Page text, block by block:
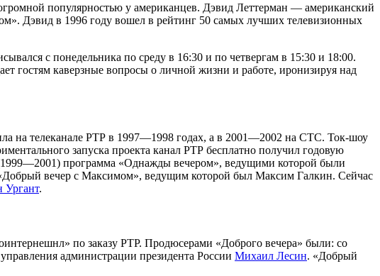
популярностью у американцев. Дэвид Леттерман — американский
Дэвид в 1996 году вошел в рейтинг 50 самых лучших телевизионных
с понедельника по среду в 16:30 и по четвергам в 15:30 и 18:00.
гостям каверзные вопросы о личной жизни и работе, иронизируя над
на телеканале РТР в 1997—1998 годах, а в 2001—2002 на СТС. Ток-шоу
запуска проекта канал РТР бесплатно получил годовую
программа «Однажды вечером», ведущими которой были
вечер с Максимом», ведущим которой был Максим Галкин. Сейчас
Ургант.
по заказу РТР. Продюсерами «Доброго вечера» были: со
администрации президента России Михаил Лесин. «Добрый